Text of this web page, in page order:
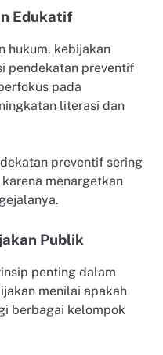
Edukatif
hukum, kebijakan
pendekatan preventif
pada
literasi dan
preventif sering
menargetkan
Publik
penting dalam
menilai apakah
berbagai kelompok